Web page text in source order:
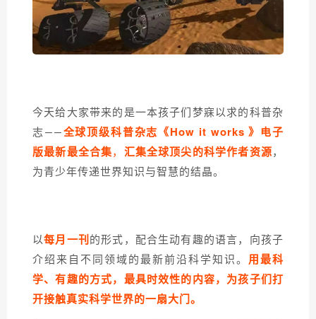
今天给大家带来的是一本孩子们梦寐以求的科普杂
志 —— 全球顶级科普杂志《How it works 》电子
版最新最全合集， 汇集全球顶尖的科学作者资源，
为青少年传递世界知识与智慧的结晶。
以每月一刊的形式，配合生动有趣的语言，向孩子
介绍来自不同领域的最新前沿科学知识。 用最科
学、有趣的方式，最具时效性的内容，为孩子们打
开接触真实科学世界的一扇大门。